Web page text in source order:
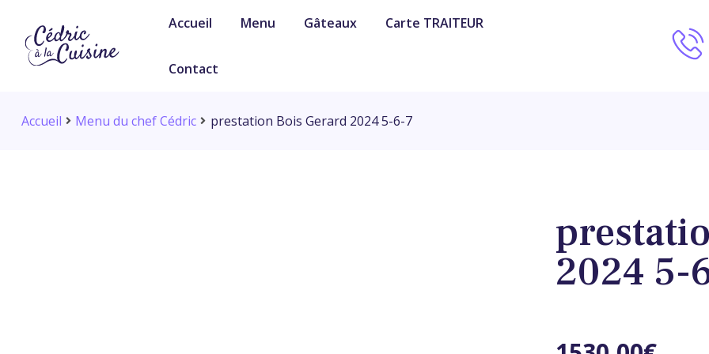
Accueil Menu Gâteaux Carte TRAITEUR
Contact
Accueil Menu du chef Cédric prestation Bois Gerard 2024 5-6-7
2024 5-